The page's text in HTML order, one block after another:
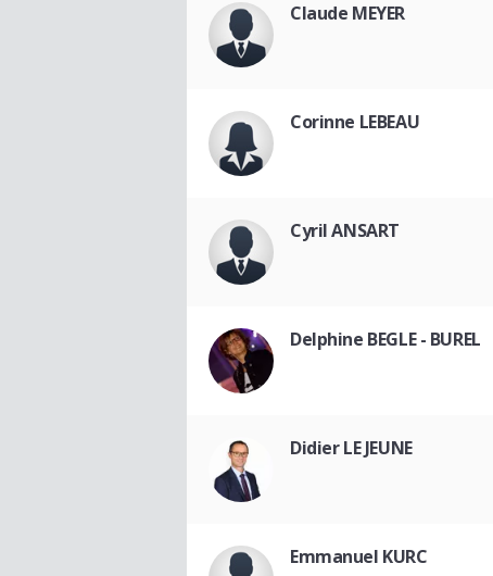
Claude MEYER
Corinne LEBEAU
Cyril ANSART
Delphine BEGLE - BUREL
Didier LE JEUNE
Emmanuel KURC